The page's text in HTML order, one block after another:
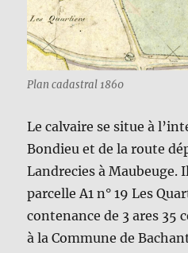
Plan cadastral 1860
Le calvaire se situe à
Bondieu et de la route
Landrecies à Maubeuge.
parcelle A1 n° 19 Les
contenance de 3 ares 35
à la Commune de